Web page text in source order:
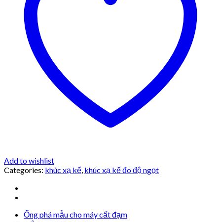
Add to wishlist
Categories: khúc xạ kế khúc xạ kế đo độ ngọt
Ống phá mẫu cho máy cất đạm